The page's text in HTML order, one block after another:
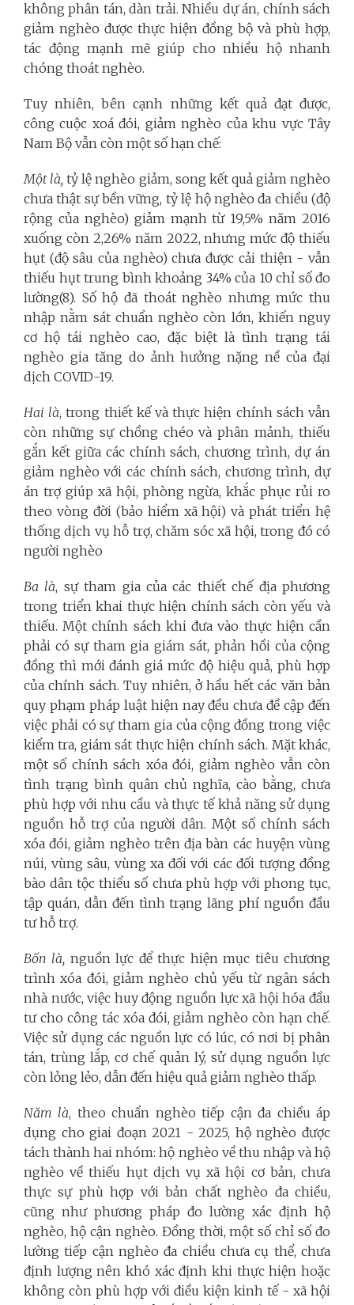
không phân tán, dàn trải. Nhiều dự án, chính sách
giảm nghèo được thực hiện đồng bộ và phù hợp,
tác động mạnh mẽ giúp cho nhiều hộ nhanh
chóng thoát nghèo.
Tuy nhiên, bên cạnh những kết quả đạt được,
công cuộc xoá đói, giảm nghèo của khu vực Tây
Nam Bộ vẫn còn một số hạn chế:
Một là, tỷ lệ nghèo giảm, song kết quả giảm nghèo
chưa thật sự bền vững, tỷ lệ hộ nghèo đa chiều (độ
rộng của nghèo) giảm mạnh từ 19,5% năm 2016
xuống còn 2,26% năm 2022, nhưng mức độ thiếu
hụt (độ sâu của nghèo) chưa được cải thiện - vẫn
thiếu hụt trung bình khoảng 34% của 10 chỉ số đo
lường(8). Số hộ đã thoát nghèo nhưng mức thu
nhập nằm sát chuẩn nghèo còn lớn, khiến nguy
cơ hộ tái nghèo cao, đặc biệt là tình trạng tái
nghèo gia tăng do ảnh hưởng nặng nề của đại
dịch COVID-19.
Hai là, trong thiết kế và thực hiện chính sách vẫn
còn những sự chồng chéo và phân mảnh, thiếu
gắn kết giữa các chính sách, chương trình, dự án
giảm nghèo với các chính sách, chương trình, dự
án trợ giúp xã hội, phòng ngừa, khắc phục rủi ro
theo vòng đời (bảo hiểm xã hội) và phát triển hệ
thống dịch vụ hỗ trợ, chăm sóc xã hội, trong đó có
người nghèo
Ba là, sự tham gia của các thiết chế địa phương
trong triển khai thực hiện chính sách còn yếu và
thiếu. Một chính sách khi đưa vào thực hiện cần
phải có sự tham gia giám sát, phản hồi của cộng
đồng thì mới đánh giá mức độ hiệu quả, phù hợp
của chính sách. Tuy nhiên, ở hầu hết các văn bản
quy phạm pháp luật hiện nay đều chưa đề cập đến
việc phải có sự tham gia của cộng đồng trong việc
kiểm tra, giám sát thực hiện chính sách. Mặt khác,
một số chính sách xóa đói, giảm nghèo vẫn còn
tình trạng bình quân chủ nghĩa, cào bằng, chưa
phù hợp với nhu cầu và thực tế khả năng sử dụng
nguồn hỗ trợ của người dân. Một số chính sách
xóa đói, giảm nghèo trên địa bàn các huyện vùng
núi, vùng sâu, vùng xa đối với các đối tượng đồng
bào dân tộc thiểu số chưa phù hợp với phong tục,
tập quán, dẫn đến tình trạng lãng phí nguồn đầu
tư hỗ trợ.
Bốn là, nguồn lực để thực hiện mục tiêu chương
trình xóa đói, giảm nghèo chủ yếu từ ngân sách
nhà nước, việc huy động nguồn lực xã hội hóa đầu
tư cho công tác xóa đói, giảm nghèo còn hạn chế.
Việc sử dụng các nguồn lực có lúc, có nơi bị phân
tán, trùng lắp, cơ chế quản lý, sử dụng nguồn lực
còn lỏng lẻo, dẫn đến hiệu quả giảm nghèo thấp.
Năm là, theo chuẩn nghèo tiếp cận đa chiều áp
dụng cho giai đoạn 2021 - 2025, hộ nghèo được
tách thành hai nhóm: hộ nghèo về thu nhập và hộ
nghèo về thiếu hụt dịch vụ xã hội cơ bản, chưa
thực sự phù hợp với bản chất nghèo đa chiều,
cũng như phương pháp đo lường xác định hộ
nghèo, hộ cận nghèo. Đồng thời, một số chỉ số đo
lường tiếp cận nghèo đa chiều chưa cụ thể, chưa
định lượng nên khó xác định khi thực hiện hoặc
không còn phù hợp với điều kiện kinh tế - xã hội